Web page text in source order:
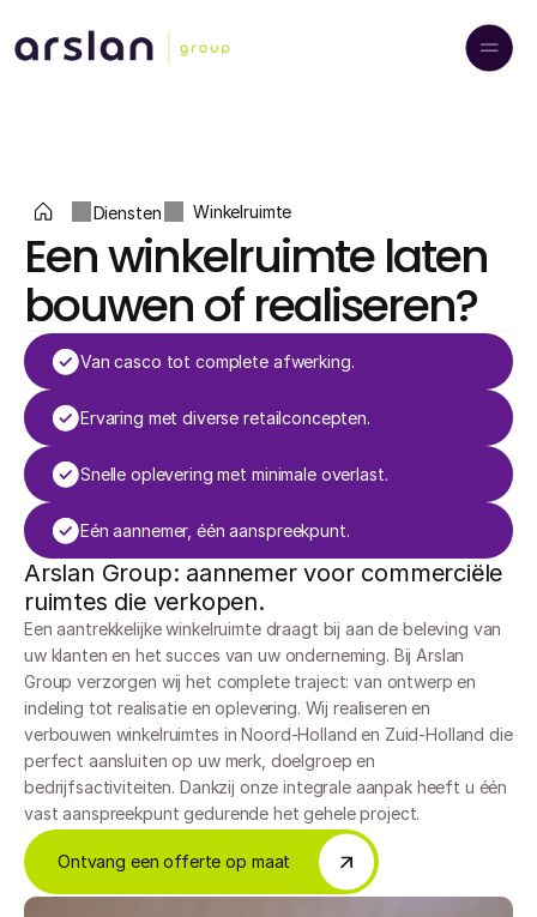
Diensten Winkelruimte
Een winkelruimte laten
bouwen of realiseren?
Van casco tot complete afwerking.
Ervaring met diverse retailconcepten.
Snelle oplevering met minimale overlast.
Eén aannemer, één aanspreekpunt.
Arslan Group: aannemer voor commerciële
ruimtes die verkopen.
Een aantrekkelijke winkelruimte draagt bij aan de beleving van
uw klanten en het succes van uw onderneming. Bij Arslan
Group verzorgen wij het complete traject: van ontwerp en
indeling tot realisatie en oplevering. Wij realiseren en
verbouwen winkelruimtes in Noord-Holland en Zuid-Holland die
perfect aansluiten op uw merk, doelgroep en
bedrijfsactiviteiten. Dankzij onze integrale aanpak heeft u één
vast aanspreekpunt gedurende het gehele project.
Ontvang een offerte op maat